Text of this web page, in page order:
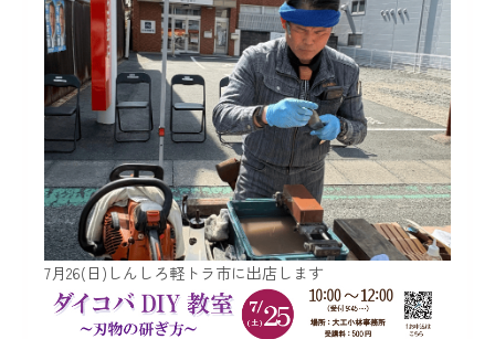
7月26(日)しんしろ軽トラ市に出店します